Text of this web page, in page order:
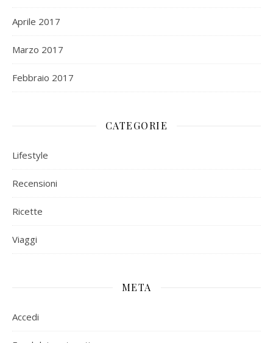
Aprile 2017
Marzo 2017
Febbraio 2017
CATEGORIE
Lifestyle
Recensioni
Ricette
Viaggi
META
Accedi